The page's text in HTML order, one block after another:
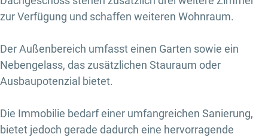
zur Verfügung und schaffen weiteren Wohnraum.
Der Außenbereich umfasst einen Garten sowie ein
Nebengelass, das zusätzlichen Stauraum oder
Ausbaupotenzial bietet.
Die Immobilie bedarf einer umfangreichen Sanierung,
bietet jedoch gerade dadurch eine hervorragende